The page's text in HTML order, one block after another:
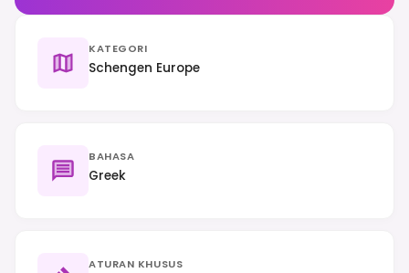
KATEGORI
Schengen Europe
BAHASA
Greek
ATURAN KHUSUS